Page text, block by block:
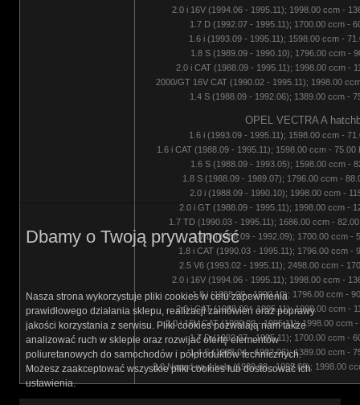
2.0 i 16V (1994.06 - 1995.11); 1998.00 ccm -
1.7 D (1992.07 - 1995.11); 1700.00 ccm -
1.6 i (1993.09 - 1995.11); 1598.00 ccm -
1.8 S (1989.09 - 1990.10); 1796.00 ccm -
2.0 i CAT (1988.09 - 1995.11); 1998.00 ccm -
2000/GT 16V CAT (1990.02 - 1995.11); 1998.00
1.4 S (1988.09 - 1992.06); 1389.00 ccm -
OPEL VECTRA A
1.6 i (1993.09 - 1995.11); 1598.00 ccm -
1.6 i CAT (1988.09 - 1995.11); 1598.00 ccm -
1.6 S (1988.09 - 1993.05); 1598.00 ccm -
1.8 S (1988.09 - 1989.07); 1796.00 ccm -
2.0 i (1988.09 - 1990.10); 1998.00 ccm -
2.0 i GT (1988.09 - 1995.11); 1998.00 ccm -
1.7 TD (1990.03 - 1995.11); 1686.00 ccm -
1.7 D (1988.09 - 1992.09); 1700.00 ccm -
1.8 i CAT (1990.03 - 1995.11); 1796.00 ccm -
2.5 V6 (1993.02 - 1995.11); 2498.00 ccm -
2.0 i 16V (1994.06 - 1995.11); 1998.00 ccm -
1.8 i (1988.09 - 1990.10); 1796.00 ccm -
2.0 i CAT (1988.09 - 1995.11); 1998.00 ccm -
2.0 i 16V CAT (1990.02 - 1995.11); 1998.00 ccm
1.7 D (1992.07 - 1995.11); 1700.00 ccm -
1.4 S (1988.04 - 1992.06); 1389.00 ccm -
2.0 Napęd na 4 koła (1989.08 - 1995.08); 1998.00
Dbamy o Twoją prywatność
Nasza strona wykorzystuje pliki cookies w celu zapewnienia
prawidłowego działania sklepu, realizacji zamówień oraz poprawy
jakości korzystania z serwisu. Pliki cookies pozwalają nam także
analizować ruch w sklepie oraz rozwijać ofertę elementów
poliuretanowych do samochodów i półproduktów technicznych.
Możesz zaakceptować wszystkie pliki cookies lub dostosować ich
ustawienia.